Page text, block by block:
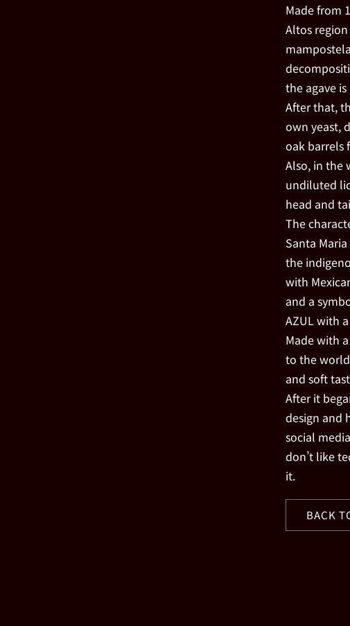
Made from
Altos
the agave
After that,
own yeast,
oak barrels
Also, in the
undiluted
head and
The
Santa
the
with
and a
AZUL with
Made with
to the
and soft
After it
design and
social
don’t like
it.
BACK